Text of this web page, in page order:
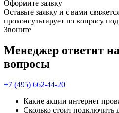
Оформите заявку
Оставьте заявку и с вами
проконсультирует по вопросу
Звоните
Менеджер ответит
вопросы
+7 (495) 662-44-20
Какие акции интернет
Сколько стоит